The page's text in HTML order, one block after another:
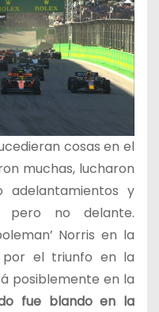
cosas en el
muchas, lucharon
adelantamientos y
pero no delante.
Norris en la
el triunfo en la
posiblemente en la
fue blando en la